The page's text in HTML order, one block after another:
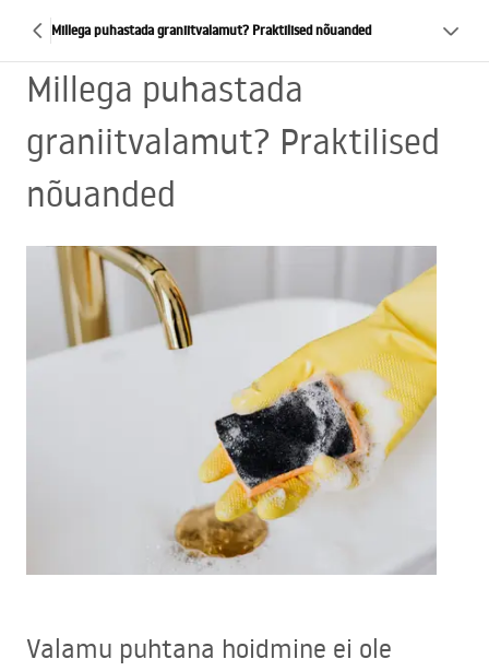
Millega puhastada graniitvalamut? Praktilised nõuanded
Millega puhastada
graniitvalamut? Praktilised
nõuanded
Valamu puhtana hoidmine ei ole